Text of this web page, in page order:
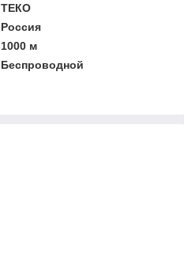
ТЕКО
Россия
1000 м
Беспроводной